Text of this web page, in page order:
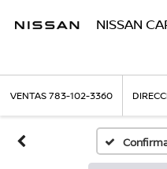
NISSAN
VENTAS783-102-3360